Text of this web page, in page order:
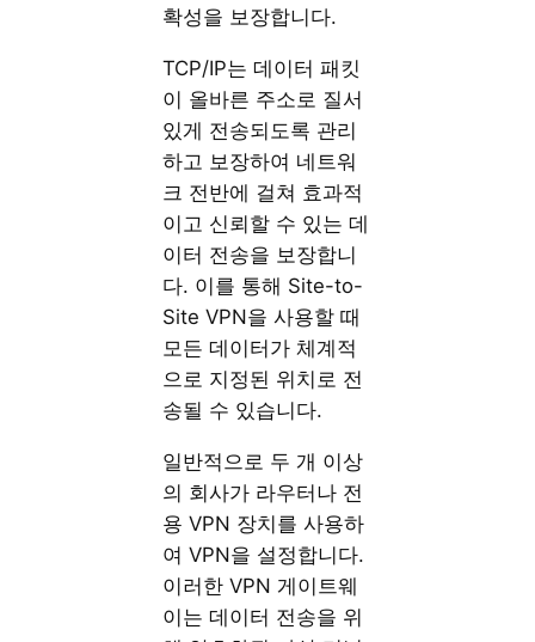
확성을 보장합니다.
TCP/IP는 데이터 패킷
이 올바른 주소로 질서
있게 전송되도록 관리
하고 보장하여 네트워
크 전반에 걸쳐 효과적
이고 신뢰할 수 있는 데
이터 전송을 보장합니
다. 이를 통해 Site-to-
Site VPN을 사용할 때
모든 데이터가 체계적
으로 지정된 위치로 전
송될 수 있습니다.
일반적으로 두 개 이상
의 회사가 라우터나 전
용 VPN 장치를 사용하
여 VPN을 설정합니다.
이러한 VPN 게이트웨
이는 데이터 전송을 위